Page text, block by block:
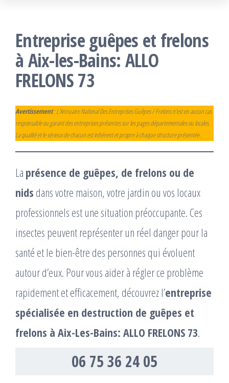
Entreprise guêpes et frelons
à Aix-les-Bains: ALLO
FRELONS 73
Avertissement: L’Annuaire National Des Entreprises Guêpes / Frelons n’est en aucun cas
responsable ou garant des entreprises présentes sur les pages départementales ou locales.
La qualité et le sérieux de chacun est inhérent et propre à chaque structure présentée.
La présence de guêpes, de frelons ou de
nids dans votre maison, votre jardin ou vos locaux
professionnels est une situation préoccupante. Ces
insectes peuvent représenter un réel danger pour la
santé et le bien-être des personnes qui évoluent
autour d’eux. Pour vous aider à régler ce problème
rapidement et efficacement, découvrez l’entreprise
spécialisée en destruction de guêpes et
frelons à Aix-Les-Bains: ALLO FRELONS 73.
06 75 36 24 05